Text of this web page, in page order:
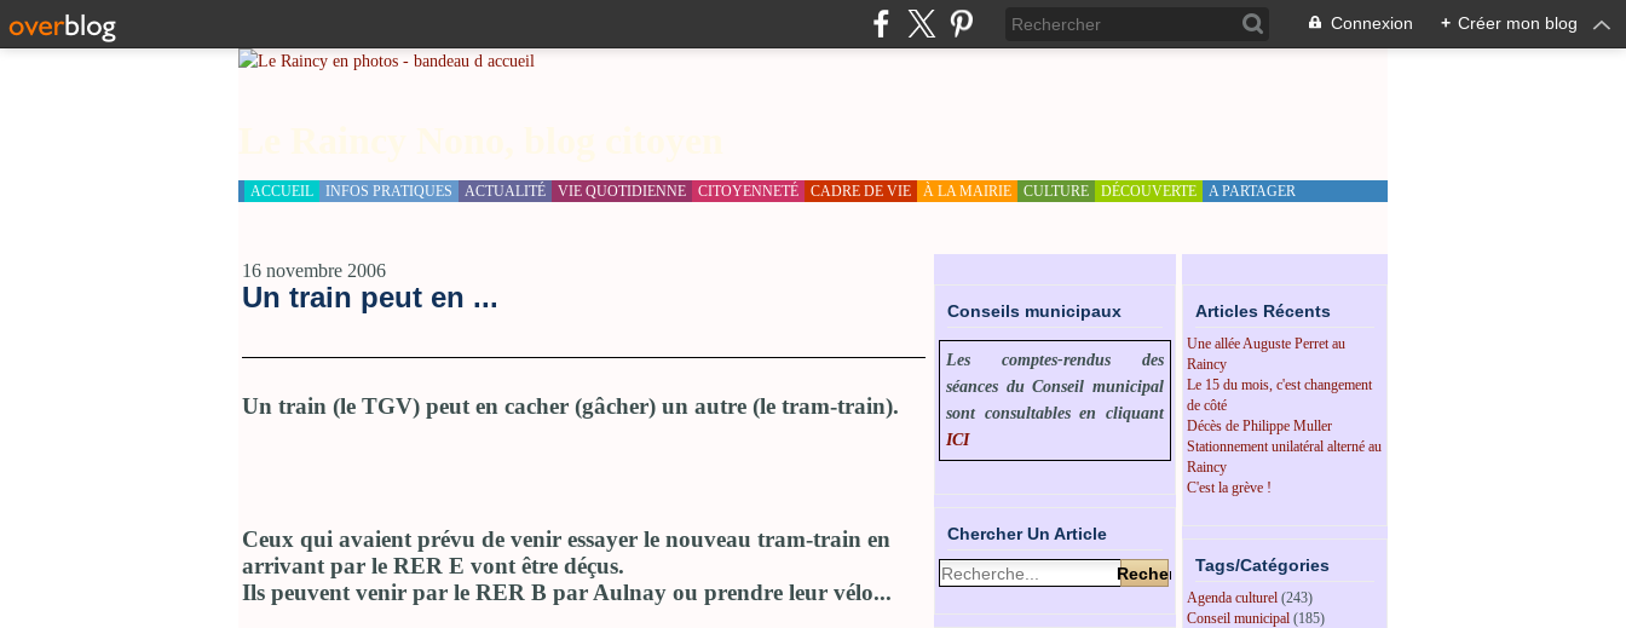
Connexion + Créer mon blog
ACCUEIL INFOS PRATIQUES ACTUALITÉ VIE QUOTIDIENNE CITOYENNETÉ CADRE DE VIE À LA MAIRIE CULTURE DÉCOUVERTE A PARTAGER
16 novembre 2006
Un train peut en ...
Un train (le TGV) peut en cacher (gâcher) un autre (le tram-train).
Ceux qui avaient prévu de venir essayer le nouveau tram-train en
arrivant par le RER E vont être déçus.
Ils peuvent venir par le RER B par Aulnay ou prendre leur vélo...
Conseils municipaux
Les comptes-rendus des
séances du Conseil municipal
sont consultables en cliquant
ICI
Chercher Un Article
Articles Récents
Une allée Auguste Perret au
Raincy
Le 15 du mois, c'est changement
de côté
Décès de Philippe Muller
Stationnement unilatéral alterné au
Raincy
C'est la grève !
Tags/Catégories
Agenda culturel (243)
Conseil municipal (185)